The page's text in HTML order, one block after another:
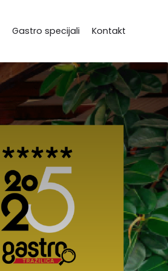
Gastro specijali Kontakt